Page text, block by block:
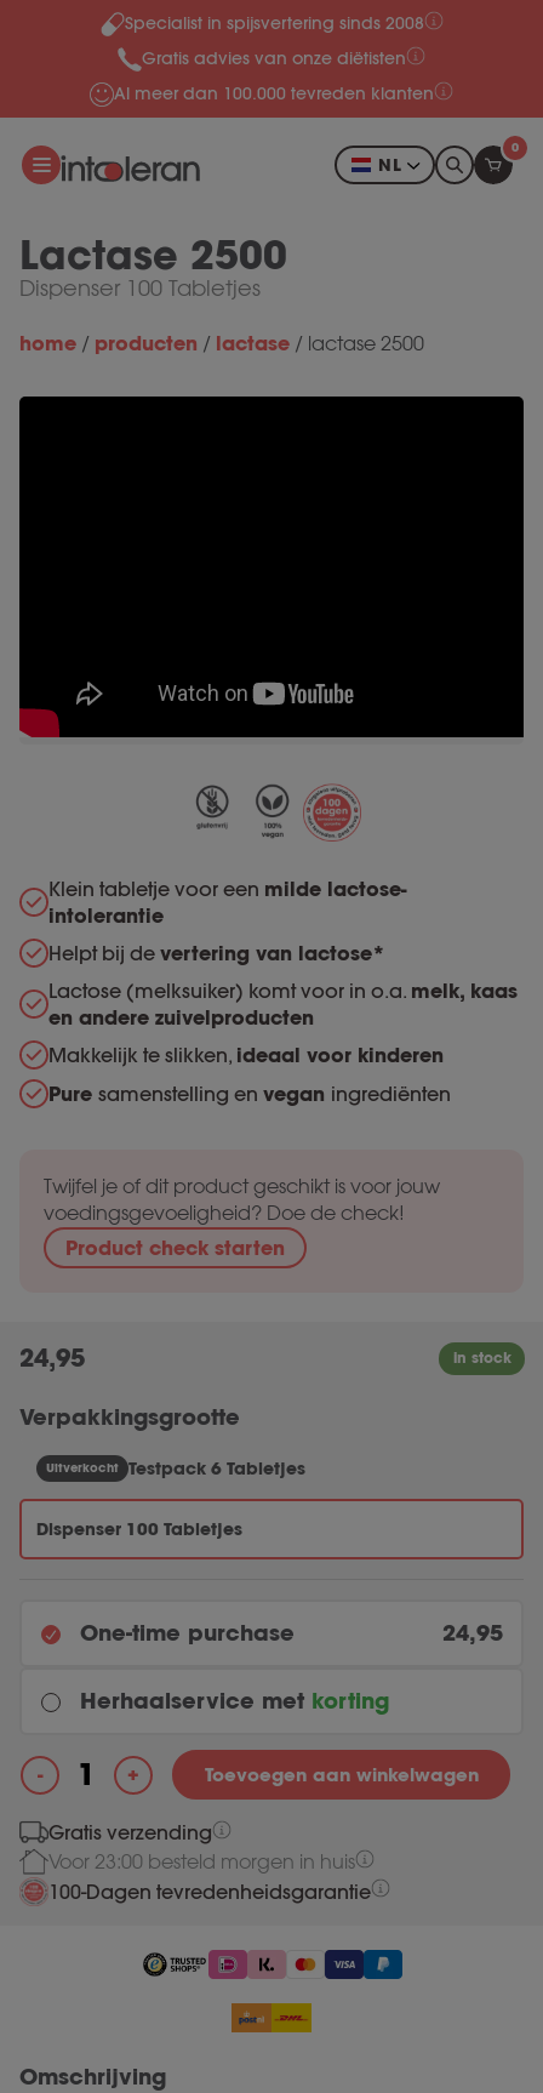
Meteen naar de content
Specialist in spijsvertering sinds 2008
Gratis advies van onze diëtisten
Al meer dan 100.000 tevreden klanten
NL
0
Lactase 2500
Dispenser 100 Tabletjes
home / producten / lactase / lactase 2500
Klein tabletje voor een milde lactose-
intolerantie
Helpt bij de vertering van lactose*
Lactose (melksuiker) komt voor in o.a. melk, kaas
en andere zuivelproducten
Makkelijk te slikken, ideaal voor kinderen
Pure samenstelling en vegan ingrediënten
Twijfel je of dit product geschikt is voor jouw
voedingsgevoeligheid? Doe de check!
Product check starten
Verpakkingsgrootte
Uitverkocht Testpack 6 Tabletjes
Dispenser 100 Tabletjes
One-time purchase 24,95
Herhaalservice met korting
Elke maand
24.95
Original price was: 24.95.
22.46Current price is: 22.46.
Meest gekozen
Elke 3 maanden
Original price was: 24.95.
Current price is: 22.46.
Gratis verzending
Voor 23:00 besteld morgen in huis
100-Dagen tevredenheidsgarantie
24,95
-
Lactase 2500 aantal
+ Toevoegen aan winkelwagen
Omschrijving